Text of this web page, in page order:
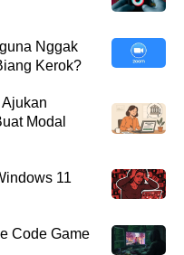
Nggak
Kerok?
Modal
11
Code Game